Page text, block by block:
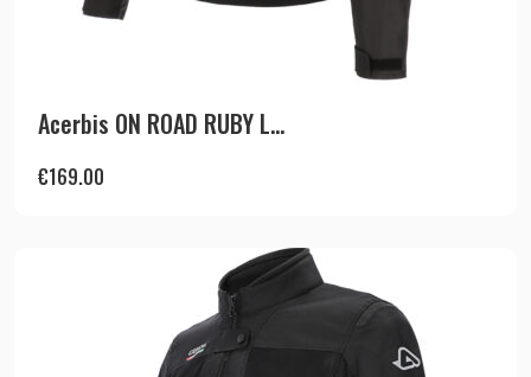
Acerbis ON ROAD RUBY L...
€169.00